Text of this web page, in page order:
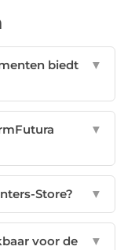
biedt
▼
▼
Store? ▼
voor de
▼